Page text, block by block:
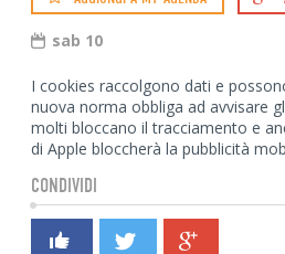
sab 10
I cookies raccolgono dati e
nuova norma obbliga ad avvisare
molti bloccano il tracciamento e
di Apple bloccherà la pubblicità
CONDIVIDI